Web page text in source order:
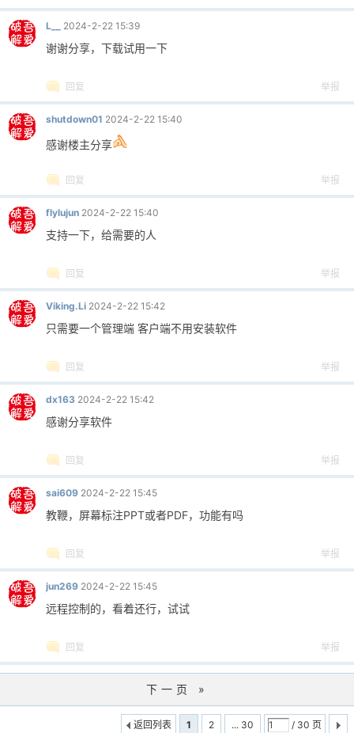
L__ 2024-2-22 15:39
谢谢分享，下载试用一下
回复 举报
shutdown01 2024-2-22 15:40
感谢楼主分享
回复 举报
flylujun 2024-2-22 15:40
支持一下，给需要的人
回复 举报
Viking.Li 2024-2-22 15:42
只需要一个管理端 客户端不用安装软件
回复 举报
dx163 2024-2-22 15:42
感谢分享软件
回复 举报
sai609 2024-2-22 15:45
教鞭，屏幕标注PPT或者PDF，功能有吗
回复 举报
jun269 2024-2-22 15:45
远程控制的，看着还行，试试
回复 举报
下一页 »
1 2 ... 30 / 30 页
返回列表